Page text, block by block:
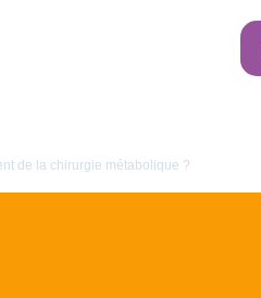
de la chirurgie métabolique ?